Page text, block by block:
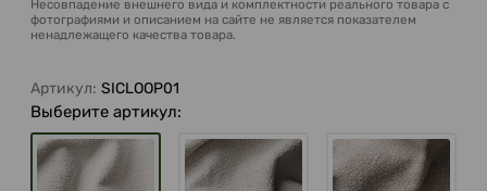
Несовпадение внешнего вида и комплектности реального товара с
фотографиями и описанием на сайте не является показателем
ненадлежащего качества товара.
Артикул: SICLOOP01
Выберите артикул: